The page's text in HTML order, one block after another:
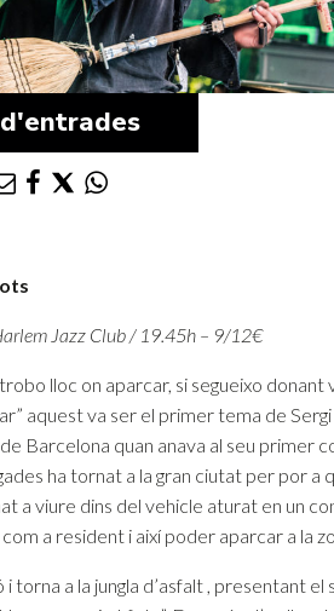
Jazz Club / 19.45h – 9/12€
lloc on aparcar, si segueixo donant
aquest va ser el primer tema de
Barcelona quan anava al seu primer
ha tornat a la gran ciutat per por a
a viure dins del vehicle aturat en un
com a resident i així poder aparcar a la
i torna a la jungla d’asfalt , presentant el